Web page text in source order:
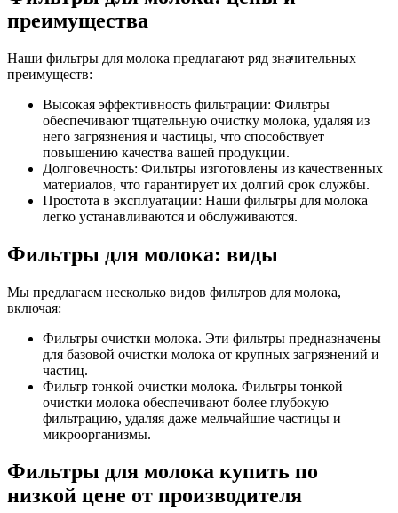
преимущества
Наши фильтры для молока предлагают ряд значительных
преимуществ:
Высокая эффективность фильтрации: Фильтры
обеспечивают тщательную очистку молока, удаляя из
него загрязнения и частицы, что способствует
повышению качества вашей продукции.
Долговечность: Фильтры изготовлены из качественных
материалов, что гарантирует их долгий срок службы.
Простота в эксплуатации: Наши фильтры для молока
легко устанавливаются и обслуживаются.
Фильтры для молока: виды
Мы предлагаем несколько видов фильтров для молока,
включая:
Фильтры очистки молока. Эти фильтры предназначены
для базовой очистки молока от крупных загрязнений и
частиц.
Фильтр тонкой очистки молока. Фильтры тонкой
очистки молока обеспечивают более глубокую
фильтрацию, удаляя даже мельчайшие частицы и
микроорганизмы.
Фильтры для молока купить по
низкой цене от производителя